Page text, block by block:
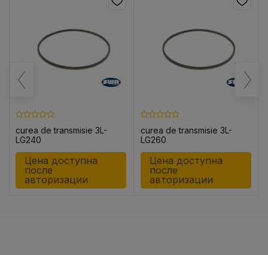
curea de transmisie 3L-
LG240
Цена доступна
после
авторизации
curea de transmisie 3L-
LG260
Цена доступна
после
авторизации